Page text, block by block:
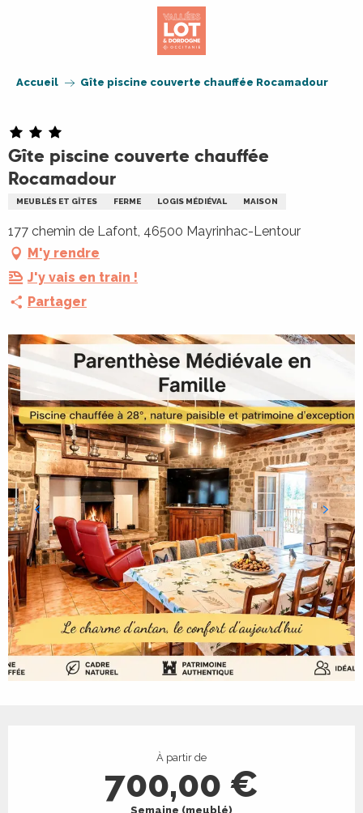
Accueil Gîte piscine couverte chauffée Rocamadour
Gîte piscine couverte chauffée
Rocamadour
MEUBLÉS ET GÎTES FERME LOGIS MÉDIÉVAL MAISON
177 chemin de Lafont, 46500 Mayrinhac-Lentour
M'y rendre
J'y vais en train !
Partager
À partir de
700,00 €
Semaine (meublé)